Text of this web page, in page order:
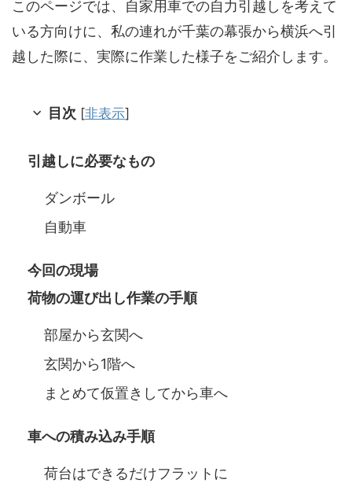
このページでは、自家用車での自力引越しを考えて
いる方向けに、私の連れが千葉の幕張から横浜へ引
越した際に、実際に作業した様子をご紹介します。
目次 [非表示]
引越しに必要なもの
ダンボール
自動車
今回の現場
荷物の運び出し作業の手順
部屋から玄関へ
玄関から1階へ
まとめて仮置きしてから車へ
車への積み込み手順
荷台はできるだけフラットに